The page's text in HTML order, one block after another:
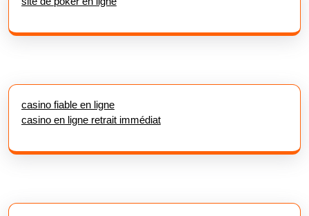
casino fiable en ligne
casino en ligne retrait immédiat